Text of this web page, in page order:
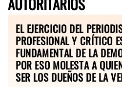
EL EJERCICIO DEL
PROFESIONAL Y CRÍTICO
FUNDAMENTAL DE LA
POR ESO MOLESTA A
SER LOS DUEÑOS DE LA